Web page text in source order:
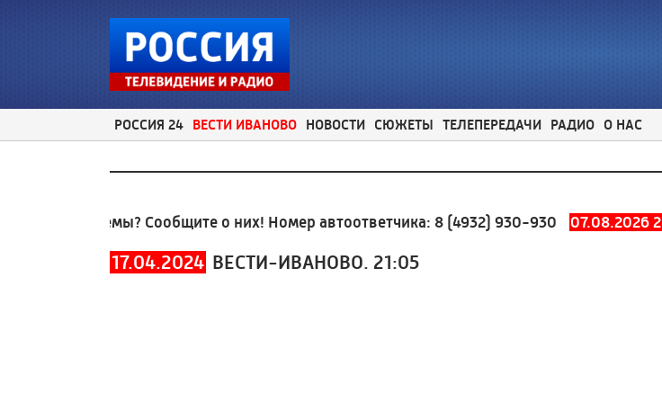
РОССИЯ 24 ВЕСТИ ИВАНОВО НОВОСТИ СЮЖЕТЫ ТЕЛЕПЕРЕДАЧИ РАДИО О НАС
проблемы? Сообщите о них! Номер автоответчика:8 (4932) 930-930 07.08.2026 20:40
17.04.2024 ВЕСТИ-ИВАНОВО. 21:05